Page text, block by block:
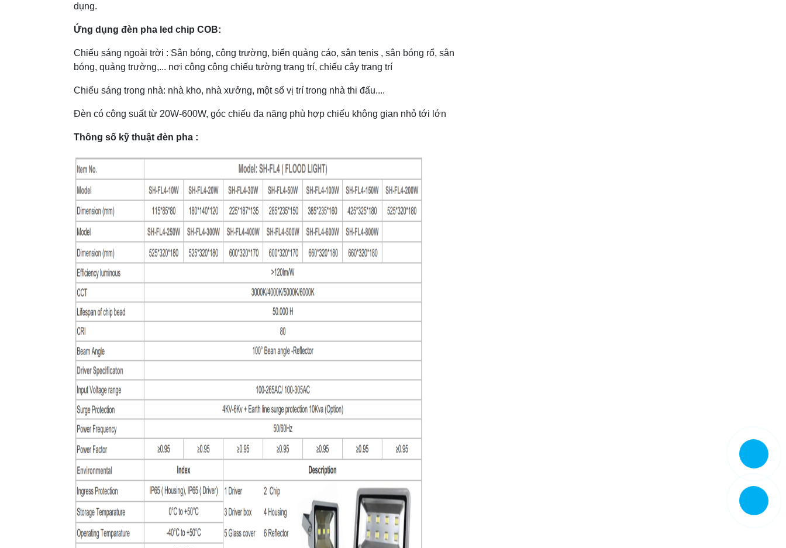
dụng.
Ứng dụng đèn pha led chip COB:
Chiếu sáng ngoài trời : Sân bóng, công trường, biển quảng cáo, sân tenis , sân bóng rổ, sân
bóng, quảng trường,... nơi công cộng chiếu tường trang trí, chiếu cây trang trí
Chiếu sáng trong nhà: nhà kho, nhà xưởng, một số vị trí trong nhà thi đấu....
Đèn có công suất từ 20W-600W, góc chiếu đa năng phù hợp chiếu không gian nhỏ tới lớn
Thông số kỹ thuật đèn pha :